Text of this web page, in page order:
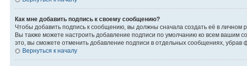
Как мне добавить подпись к своему сообщению?
Чтобы добавить подпись к сообщению, вы должны сначала создать её в личном
Вы также можете настроить добавление подписи по умолчанию ко всем вашим
это, вы сможете отменить добавление подписи в отдельных сообщениях, убрав
Вернуться к началу